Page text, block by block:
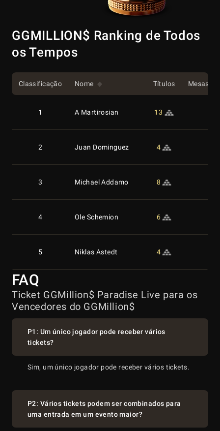
GGMILLION$ Ranking de Todos
os Tempos
Classificação Nome Títulos Mesas
1 A Martirosian 13
2 Juan Dominguez 4
3 Michael Addamo 8
4 Ole Schemion 6
5 Niklas Astedt 4
6
8 Simon Mattsson 4
9 Rodrigo Selouan 4
10 David Yan 5
FAQ
Ticket GGMillion$ Paradise Live para os
Vencedores do GGMillion$
P1: Um único jogador pode receber vários
tickets?
Sim, um único jogador pode receber vários tickets.
P2: Vários tickets podem ser combinados para
uma entrada em um evento maior?